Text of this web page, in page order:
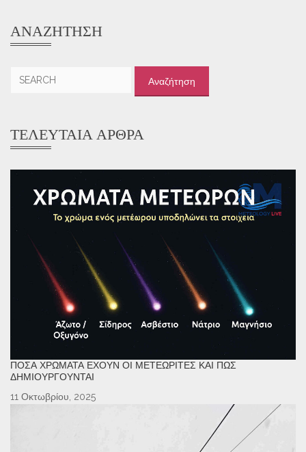
ΑΝΑΖΉΤΗΣΗ
ΤΕΛΕΥΤΑΊΑ ΆΡΘΡΑ
ΠΌΣΑ ΧΡΏΜΑΤΑ ΈΧΟΥΝ ΟΙ ΜΕΤΕΩΡΊΤΕΣ ΚΑΙ ΠΏΣ
ΔΗΜΙΟΥΡΓΟΎΝΤΑΙ
11 Οκτωβρίου, 2025